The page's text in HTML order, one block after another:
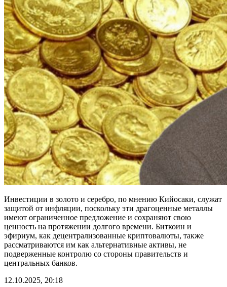
Инвестиции в золото и серебро, по мнению Кийосаки, служат
защитой от инфляции, поскольку эти драгоценные металлы
имеют ограниченное предложение и сохраняют свою
ценность на протяжении долгого времени. Биткоин и
эфириум, как децентрализованные криптовалюты, также
рассматриваются им как альтернативные активы, не
подверженные контролю со стороны правительств и
центральных банков.
12.10.2025, 20:18